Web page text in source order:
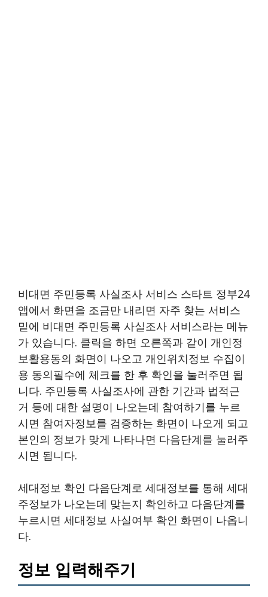
비대면 주민등록 사실조사 서비스 스타트 정부24
앱에서 화면을 조금만 내리면 자주 찾는 서비스
밑에 비대면 주민등록 사실조사 서비스라는 메뉴
가 있습니다. 클릭을 하면 오른쪽과 같이 개인정
보활용동의 화면이 나오고 개인위치정보 수집이
용 동의필수에 체크를 한 후 확인을 눌러주면 됩
니다. 주민등록 사실조사에 관한 기간과 법적근
거 등에 대한 설명이 나오는데 참여하기를 누르
시면 참여자정보를 검증하는 화면이 나오게 되고
본인의 정보가 맞게 나타나면 다음단계를 눌러주
시면 됩니다.
세대정보 확인 다음단계로 세대정보를 통해 세대
주정보가 나오는데 맞는지 확인하고 다음단계를
누르시면 세대정보 사실여부 확인 화면이 나옵니
다.
정보 입력해주기